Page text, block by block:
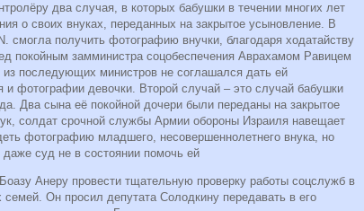
два случая, в которых бабушки в течении многих лет
о своих внуках, переданных на закрытое усыновление. В
смогла получить фотографию внучки, благодаря ходатайству
покойным замминистра соцобеспечения Аврахамом Равицем
последующих министров не соглашался дать ей
и фотографии девочки. Второй случай – это случай бабушки
Два сына её покойной дочери были переданы на закрытое
солдат срочной службы Армии обороны Израиля навещает
фотографию младшего, несовершеннолетнего внука, но
суд не в состоянии помочь ей.
Анеру провести тщательную проверку работы соцслужб в
семей. Он просил депутата Солодкину передавать в его